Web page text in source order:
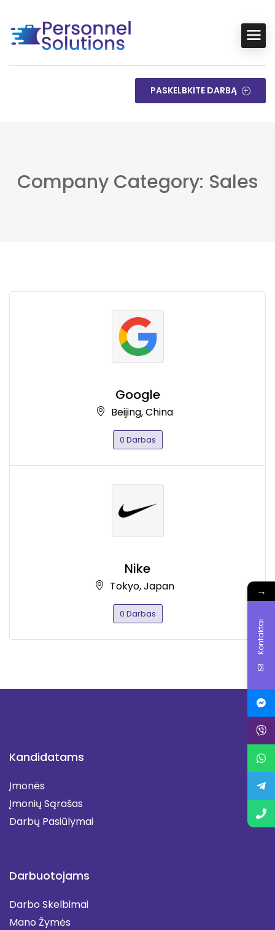
PASKELBKITE DARBĄ
Company Category: Sales
Google
Beijing, China
0 Darbas
Nike
Tokyo, Japan
0 Darbas
Kandidatams
Įmonės
Įmonių Sąrašas
Darbų Pasiūlymai
Darbuotojams
Darbo Skelbimai
Mano Žymės
→
Kontaktai